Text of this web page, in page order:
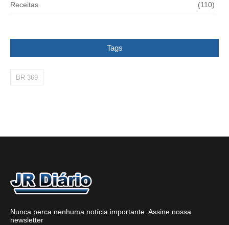
Receitas (110)
Tags
BR-369
Nunca perca nenhuma notícia importante. Assine nossa
newsletter